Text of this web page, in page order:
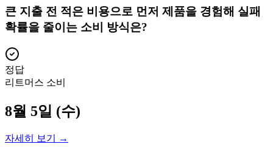
큰 지출 전 적은 비용으로 먼저 제품을 경험해 실패
확률을 줄이는 소비 방식은?
정답
리트머스 소비
8월 5일 (수)
자세히 보기 →